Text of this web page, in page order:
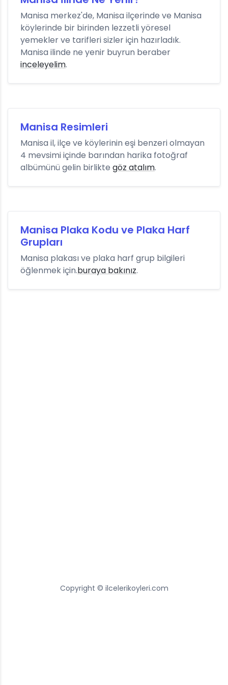
Manisa merkez'de, Manisa ilçerinde ve Manisa
köylerinde bir birinden lezzetli yöresel
yemekler ve tarifleri sizler için hazırladık.
Manisa ilinde ne yenir buyrun beraber
inceleyelim.
Manisa Resimleri
Manisa il, ilçe ve köylerinin eşi benzeri olmayan
4 mevsimi içinde barından harika fotoğraf
albümünü gelin birlikte göz atalım.
Manisa Plaka Kodu ve Plaka Harf
Grupları
Manisa plakası ve plaka harf grup bilgileri
öğlenmek için.buraya bakınız.
Copyright © ilcelerikoyleri.com